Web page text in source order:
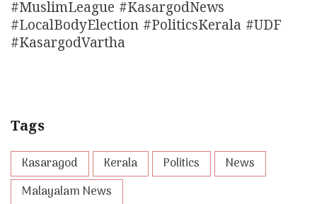
#MuslimLeague #KasargodNews
#LocalBodyElection #PoliticsKerala #UDF
#KasargodVartha
Tags
Kasaragod Kerala Politics
News
Malayalam News